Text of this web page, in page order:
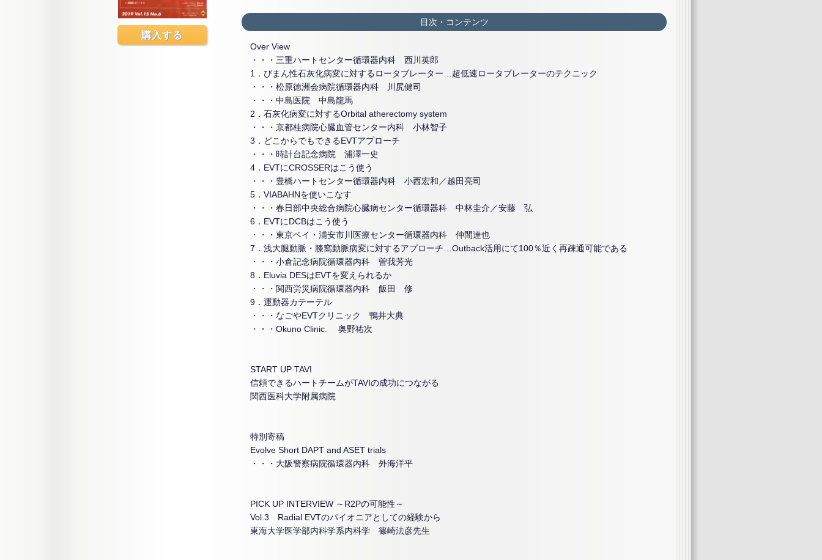
購入する
目次・コンテンツ
Over View
・・・三重ハートセンター循環器内科 西川英郎
1．びまん性石灰化病変に対するロータブレーター…超低速ロータブレーターのテクニック
・・・松原徳洲会病院循環器内科 川尻健司
・・・中島医院 中島龍馬
2．石灰化病変に対するOrbital atherectomy system
・・・京都桂病院心臓血管センター内科 小林智子
3．どこからでもできるEVTアプローチ
・・・時計台記念病院 浦澤一史
4．EVTにCROSSERはこう使う
・・・豊橋ハートセンター循環器内科 小西宏和／越田亮司
5．VIABAHNを使いこなす
・・・春日部中央総合病院心臓病センター循環器科 中林圭介／安藤 弘
6．EVTにDCBはこう使う
・・・東京ベイ・浦安市川医療センター循環器内科 仲間達也
7．浅大腿動脈・膝窩動脈病変に対するアプローチ…Outback活用にて100％近く再疎通可能である
・・・小倉記念病院循環器内科 曽我芳光
8．Eluvia DESはEVTを変えられるか
・・・関西労災病院循環器内科 飯田 修
9．運動器カテーテル
・・・なごやEVTクリニック 鴨井大典
・・・Okuno Clinic. 奥野祐次
START UP TAVI
信頼できるハートチームがTAVIの成功につながる
関西医科大学附属病院
特別寄稿
Evolve Short DAPT and ASET trials
・・・大阪警察病院循環器内科 外海洋平
PICK UP INTERVIEW ～R2Pの可能性～
Vol.3 Radial EVTのパイオニアとしての経験から
東海大学医学部内科学系内科学 篠崎法彦先生